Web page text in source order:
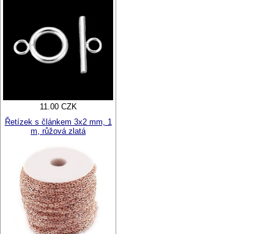
11.00 CZK
Řetízek s článkem 3x2 mm, 1
m, růžová zlatá